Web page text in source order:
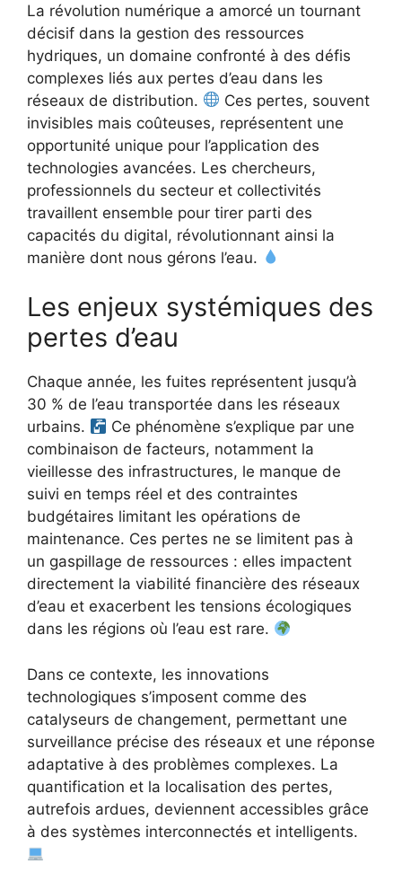
La révolution numérique a amorcé un tournant
décisif dans la gestion des ressources
hydriques, un domaine confronté à des défis
complexes liés aux pertes d’eau dans les
réseaux de distribution.
Ces pertes, souvent
invisibles mais coûteuses, représentent une
opportunité unique pour l’application des
technologies avancées. Les chercheurs,
professionnels du secteur et collectivités
travaillent ensemble pour tirer parti des
capacités du digital, révolutionnant ainsi la
manière dont nous gérons l’eau.
Les enjeux systémiques des
pertes d’eau
Chaque année, les fuites représentent jusqu’à
30 % de l’eau transportée dans les réseaux
urbains.
Ce phénomène s’explique par une
combinaison de facteurs, notamment la
vieillesse des infrastructures, le manque de
suivi en temps réel et des contraintes
budgétaires limitant les opérations de
maintenance. Ces pertes ne se limitent pas à
un gaspillage de ressources : elles impactent
directement la viabilité financière des réseaux
d’eau et exacerbent les tensions écologiques
dans les régions où l’eau est rare.
Dans ce contexte, les innovations
technologiques s’imposent comme des
catalyseurs de changement, permettant une
surveillance précise des réseaux et une réponse
adaptative à des problèmes complexes. La
quantification et la localisation des pertes,
autrefois ardues, deviennent accessibles grâce
à des systèmes interconnectés et intelligents.